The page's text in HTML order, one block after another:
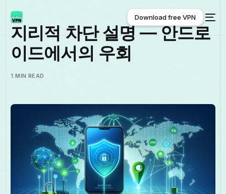
Download free VPN
Download free VPN
지리적 차단 설명 — 안드로
이드에서의 우회
1 MIN READ